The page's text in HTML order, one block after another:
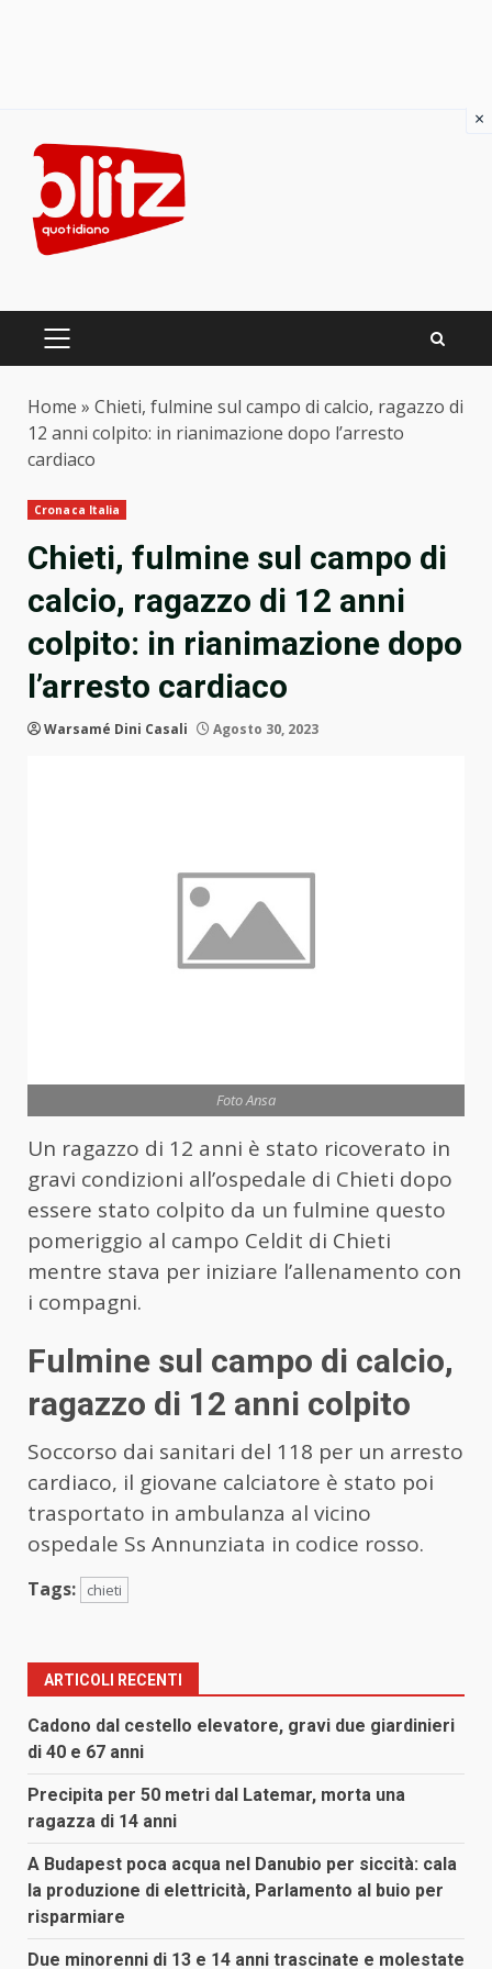
content
PRIMARY
Home » Chieti, fulmine sul campo di calcio, ragazzo di
12 anni colpito: in rianimazione dopo l’arresto
cardiaco
Cronaca Italia
Chieti, fulmine sul campo di
calcio, ragazzo di 12 anni
colpito: in rianimazione dopo
l’arresto cardiaco
Warsamé Dini Casali Agosto 30, 2023
Foto Ansa
Un ragazzo di 12 anni è stato ricoverato in
gravi condizioni all’ospedale di Chieti dopo
essere stato colpito da un fulmine questo
pomeriggio al campo Celdit di Chieti
mentre stava per iniziare l’allenamento con
i compagni.
Fulmine sul campo di calcio,
ragazzo di 12 anni colpito
Soccorso dai sanitari del 118 per un arresto
cardiaco, il giovane calciatore è stato poi
trasportato in ambulanza al vicino
ospedale Ss Annunziata in codice rosso.
Tags: chieti
ARTICOLI RECENTI
Cadono dal cestello elevatore, gravi due giardinieri
di 40 e 67 anni
Precipita per 50 metri dal Latemar, morta una
ragazza di 14 anni
A Budapest poca acqua nel Danubio per siccità: cala
la produzione di elettricità, Parlamento al buio per
risparmiare
Due minorenni di 13 e 14 anni trascinate e molestate
×